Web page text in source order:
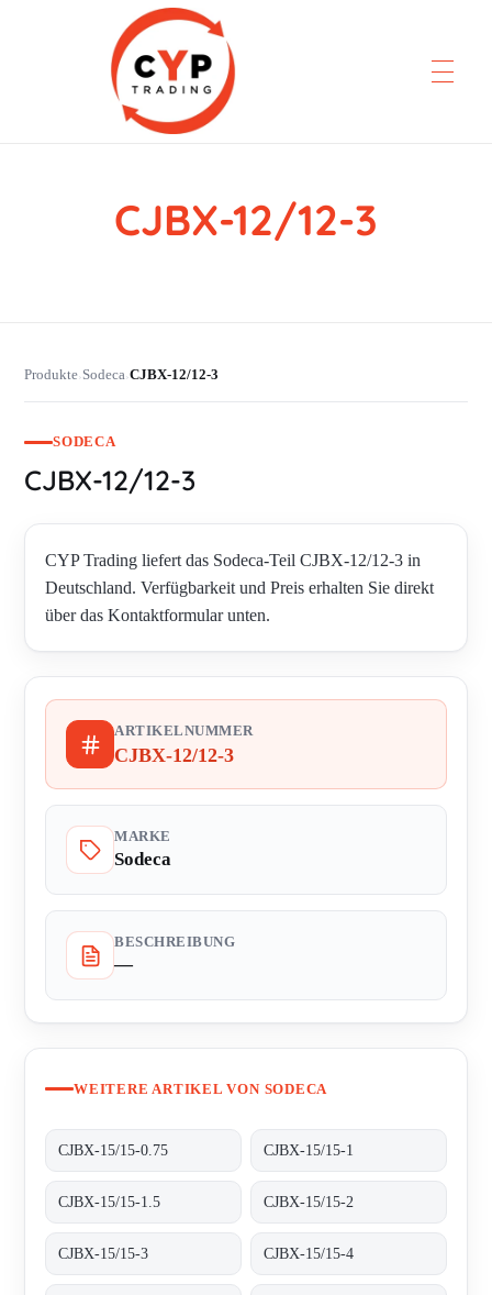
CYP Trading
Professionelle Ersatzteilbeschaffung
CJBX-12/12-3
Produkte›Sodeca›CJBX-12/12-3
SODECA
CJBX-12/12-3
CYP Trading liefert das Sodeca-Teil CJBX-12/12-3 in
Deutschland. Verfügbarkeit und Preis erhalten Sie direkt
über das Kontaktformular unten.
ARTIKELNUMMER
CJBX-12/12-3
MARKE
Sodeca
BESCHREIBUNG
—
WEITERE ARTIKEL VON SODECA
CJBX-15/15-0.75 CJBX-15/15-1
CJBX-15/15-1.5 CJBX-15/15-2
CJBX-15/15-3 CJBX-15/15-4